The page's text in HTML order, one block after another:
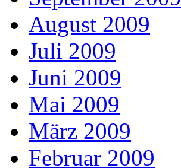
August 2009
Juli 2009
Juni 2009
Mai 2009
März 2009
Februar 2009